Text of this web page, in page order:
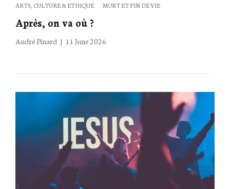
Categories
ARTS, CULTURE & ETHIQUE MORT ET FIN DE VIE
Après, on va où ?
André Pinard
Posted
11 June 2026